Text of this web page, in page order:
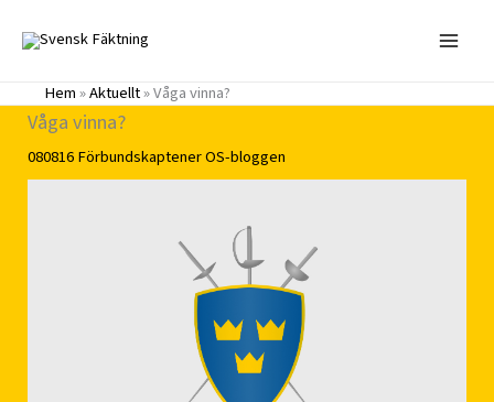
innehåll
Hem»Aktuellt»Våga vinna?
Våga vinna?
080816FörbundskaptenerOS-bloggen